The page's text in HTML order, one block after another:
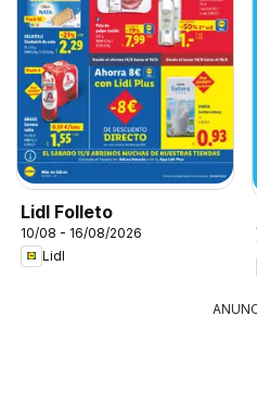
Lidl Folleto
10/08 - 16/08/2026
Lidl